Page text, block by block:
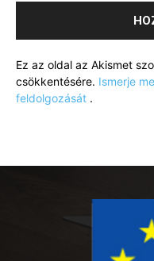
Ez az oldal az Akismet
csökkentésére. Ismerje
feldolgozását .